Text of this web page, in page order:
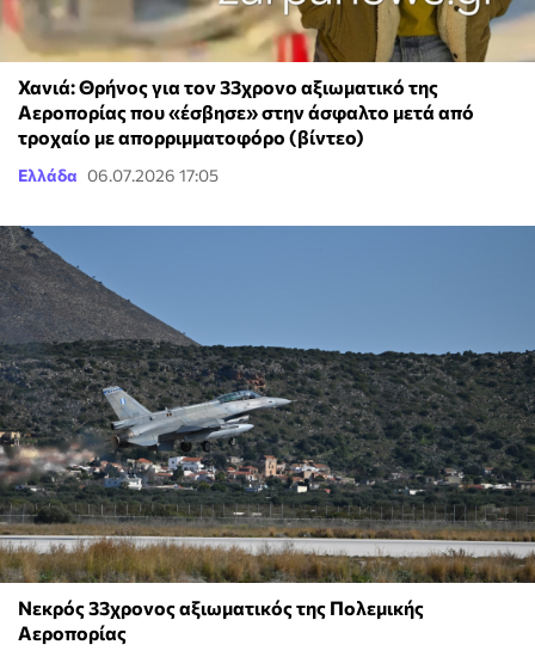
Χανιά: Θρήνος για τον 33χρονο αξιωματικό της
Αεροπορίας που «έσβησε» στην άσφαλτο μετά από
τροχαίο με απορριμματοφόρο (βίντεο)
Ελλάδα 06.07.2026 17:05
Νεκρός 33χρονος αξιωματικός της Πολεμικής
Αεροπορίας